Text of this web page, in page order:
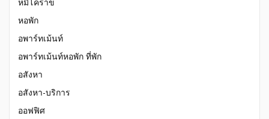
หอพัก
อพาร์ทเม้นท์
อพาร์ทเม้นท์หอพัก ที่พัก
อสังหา
อสังหา-บริการ
ออฟฟิศ